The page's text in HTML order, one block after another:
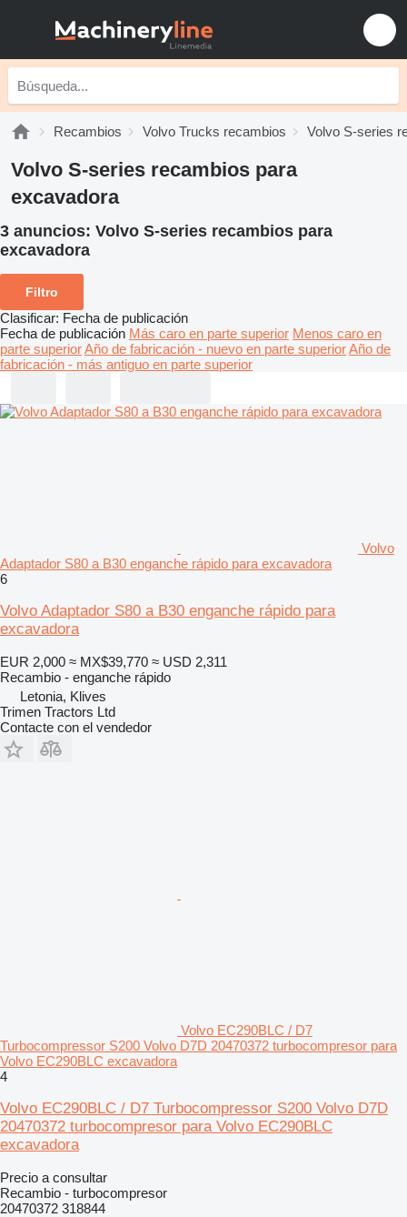
Recambios Volvo Trucks recambios Volvo S-series
Volvo S-series recambios para
excavadora
3 anuncios: Volvo S-series recambios para
excavadora
Filtro
Clasificar: Fecha de publicación
Fecha de publicación Más caro en parte superior Menos caro en
parte superiorAño de fabricación - nuevo en parte superiorAño de
fabricación - más antiguo en parte superior
Volvo
Adaptador S80 a B30 enganche rápido para excavadora
6
Volvo Adaptador S80 a B30 enganche rápido para
excavadora
EUR 2,000 ≈ MX$39,770 ≈ USD 2,311
Recambio - enganche rápido
Letonia, Klives
Trimen Tractors Ltd
Contacte con el vendedor
Volvo EC290BLC / D7
Turbocompressor S200 Volvo D7D 20470372 turbocompresor para
Volvo EC290BLC excavadora
4
Volvo EC290BLC / D7 Turbocompressor S200 Volvo D7D
20470372 turbocompresor para Volvo EC290BLC
excavadora
Precio a consultar
Recambio - turbocompresor
20470372 318844